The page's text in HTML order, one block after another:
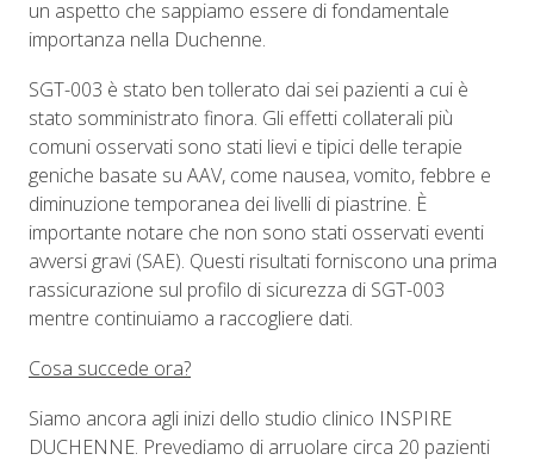
un aspetto che sappiamo essere di fondamentale
importanza nella Duchenne.
SGT-003 è stato ben tollerato dai sei pazienti a cui è
stato somministrato finora. Gli effetti collaterali più
comuni osservati sono stati lievi e tipici delle terapie
geniche basate su AAV, come nausea, vomito, febbre e
diminuzione temporanea dei livelli di piastrine. È
importante notare che non sono stati osservati eventi
avversi gravi (SAE). Questi risultati forniscono una prima
rassicurazione sul profilo di sicurezza di SGT-003
mentre continuiamo a raccogliere dati.
Cosa succede ora?
Siamo ancora agli inizi dello studio clinico INSPIRE
DUCHENNE. Prevediamo di arruolare circa 20 pazienti